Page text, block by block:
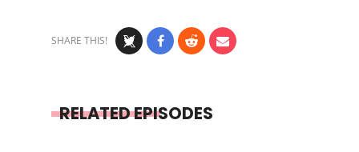
SHARE THIS!
RELATED EPISODES